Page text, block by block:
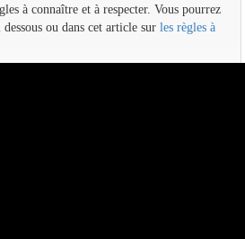
à connaître et à respecter. Vous pourrez
ou dans cet article sur les règles à